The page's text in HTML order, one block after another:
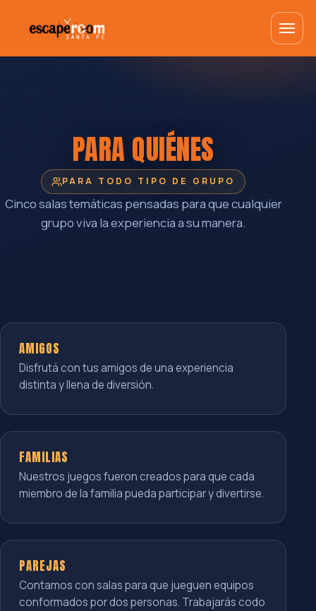
PARA QUIÉNES
PARA TODO TIPO DE GRUPO
Cinco salas temáticas pensadas para que cualquier
grupo viva la experiencia a su manera.
AMIGOS
Disfrutá con tus amigos de una experiencia
distinta y llena de diversión.
FAMILIAS
Nuestros juegos fueron creados para que cada
miembro de la familia pueda participar y divertirse.
PAREJAS
Contamos con salas para que jueguen equipos
conformados por dos personas. Trabajarás codo